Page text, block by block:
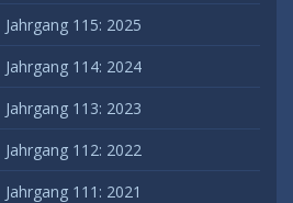
Jahrgang 115: 2025
Jahrgang 114: 2024
Jahrgang 113: 2023
Jahrgang 112: 2022
Jahrgang 111: 2021